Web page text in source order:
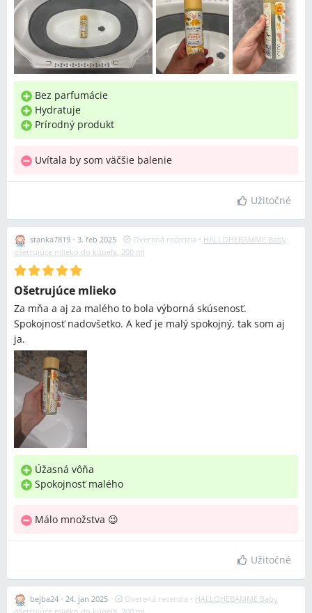
Bez parfumácie
Hydratuje
Prírodný produkt
Uvítala by som väčšie balenie
Užitočné
stanka7819 • 3. feb 2025 Overená recenzia • HALLOHEBAMME Baby
ošetrujúce mlieko do kúpeľa, 200 ml
Ošetrujúce mlieko
Za mňa a aj za malého to bola výborná skúsenosť.
Spokojnosť nadovšetko. A keď je malý spokojný, tak som aj
ja.
Úžasná vôňa
Spokojnosť malého
Málo množstva 😉
Užitočné
bejba24 • 24. jan 2025 Overená recenzia • HALLOHEBAMME Baby